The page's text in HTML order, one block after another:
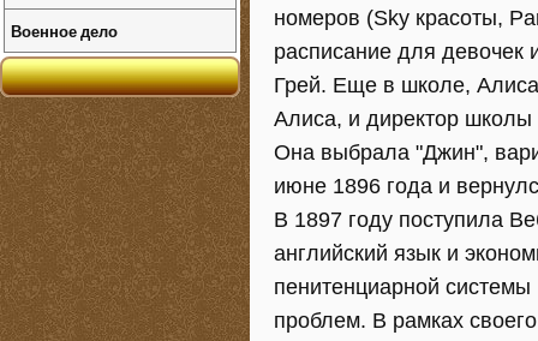
номеров (Sky красоты,
расписание для
Грей. Еще в школе,
Алиса, и директор школы
Она выбрала "Джин",
июне 1896 года и
В 1897 году поступила
английский язык и
пенитенциарной
проблем. В рамках
Военное дело